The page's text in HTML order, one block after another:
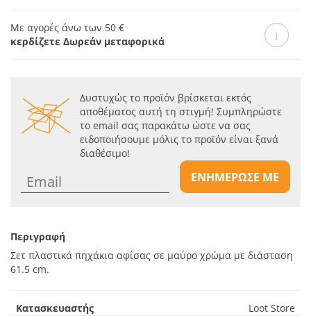
Με αγορές άνω των 50 €
κερδίζετε Δωρεάν μεταφορικά
Δυστυχώς το προϊόν βρίσκεται εκτός
αποθέματος αυτή τη στιγμή! Συμπληρώστε
το email σας παρακάτω ώστε να σας
ειδοποιήσουμε μόλις το προϊόν είναι ξανά
διαθέσιμο!
ΕΝΗΜΕΡΩΣΕ ΜΕ
Περιγραφή
Σετ πλαστικά πηχάκια αφίσας σε μαύρο χρώμα με διάσταση
61.5 cm.
Κατασκευαστής
Loot Store